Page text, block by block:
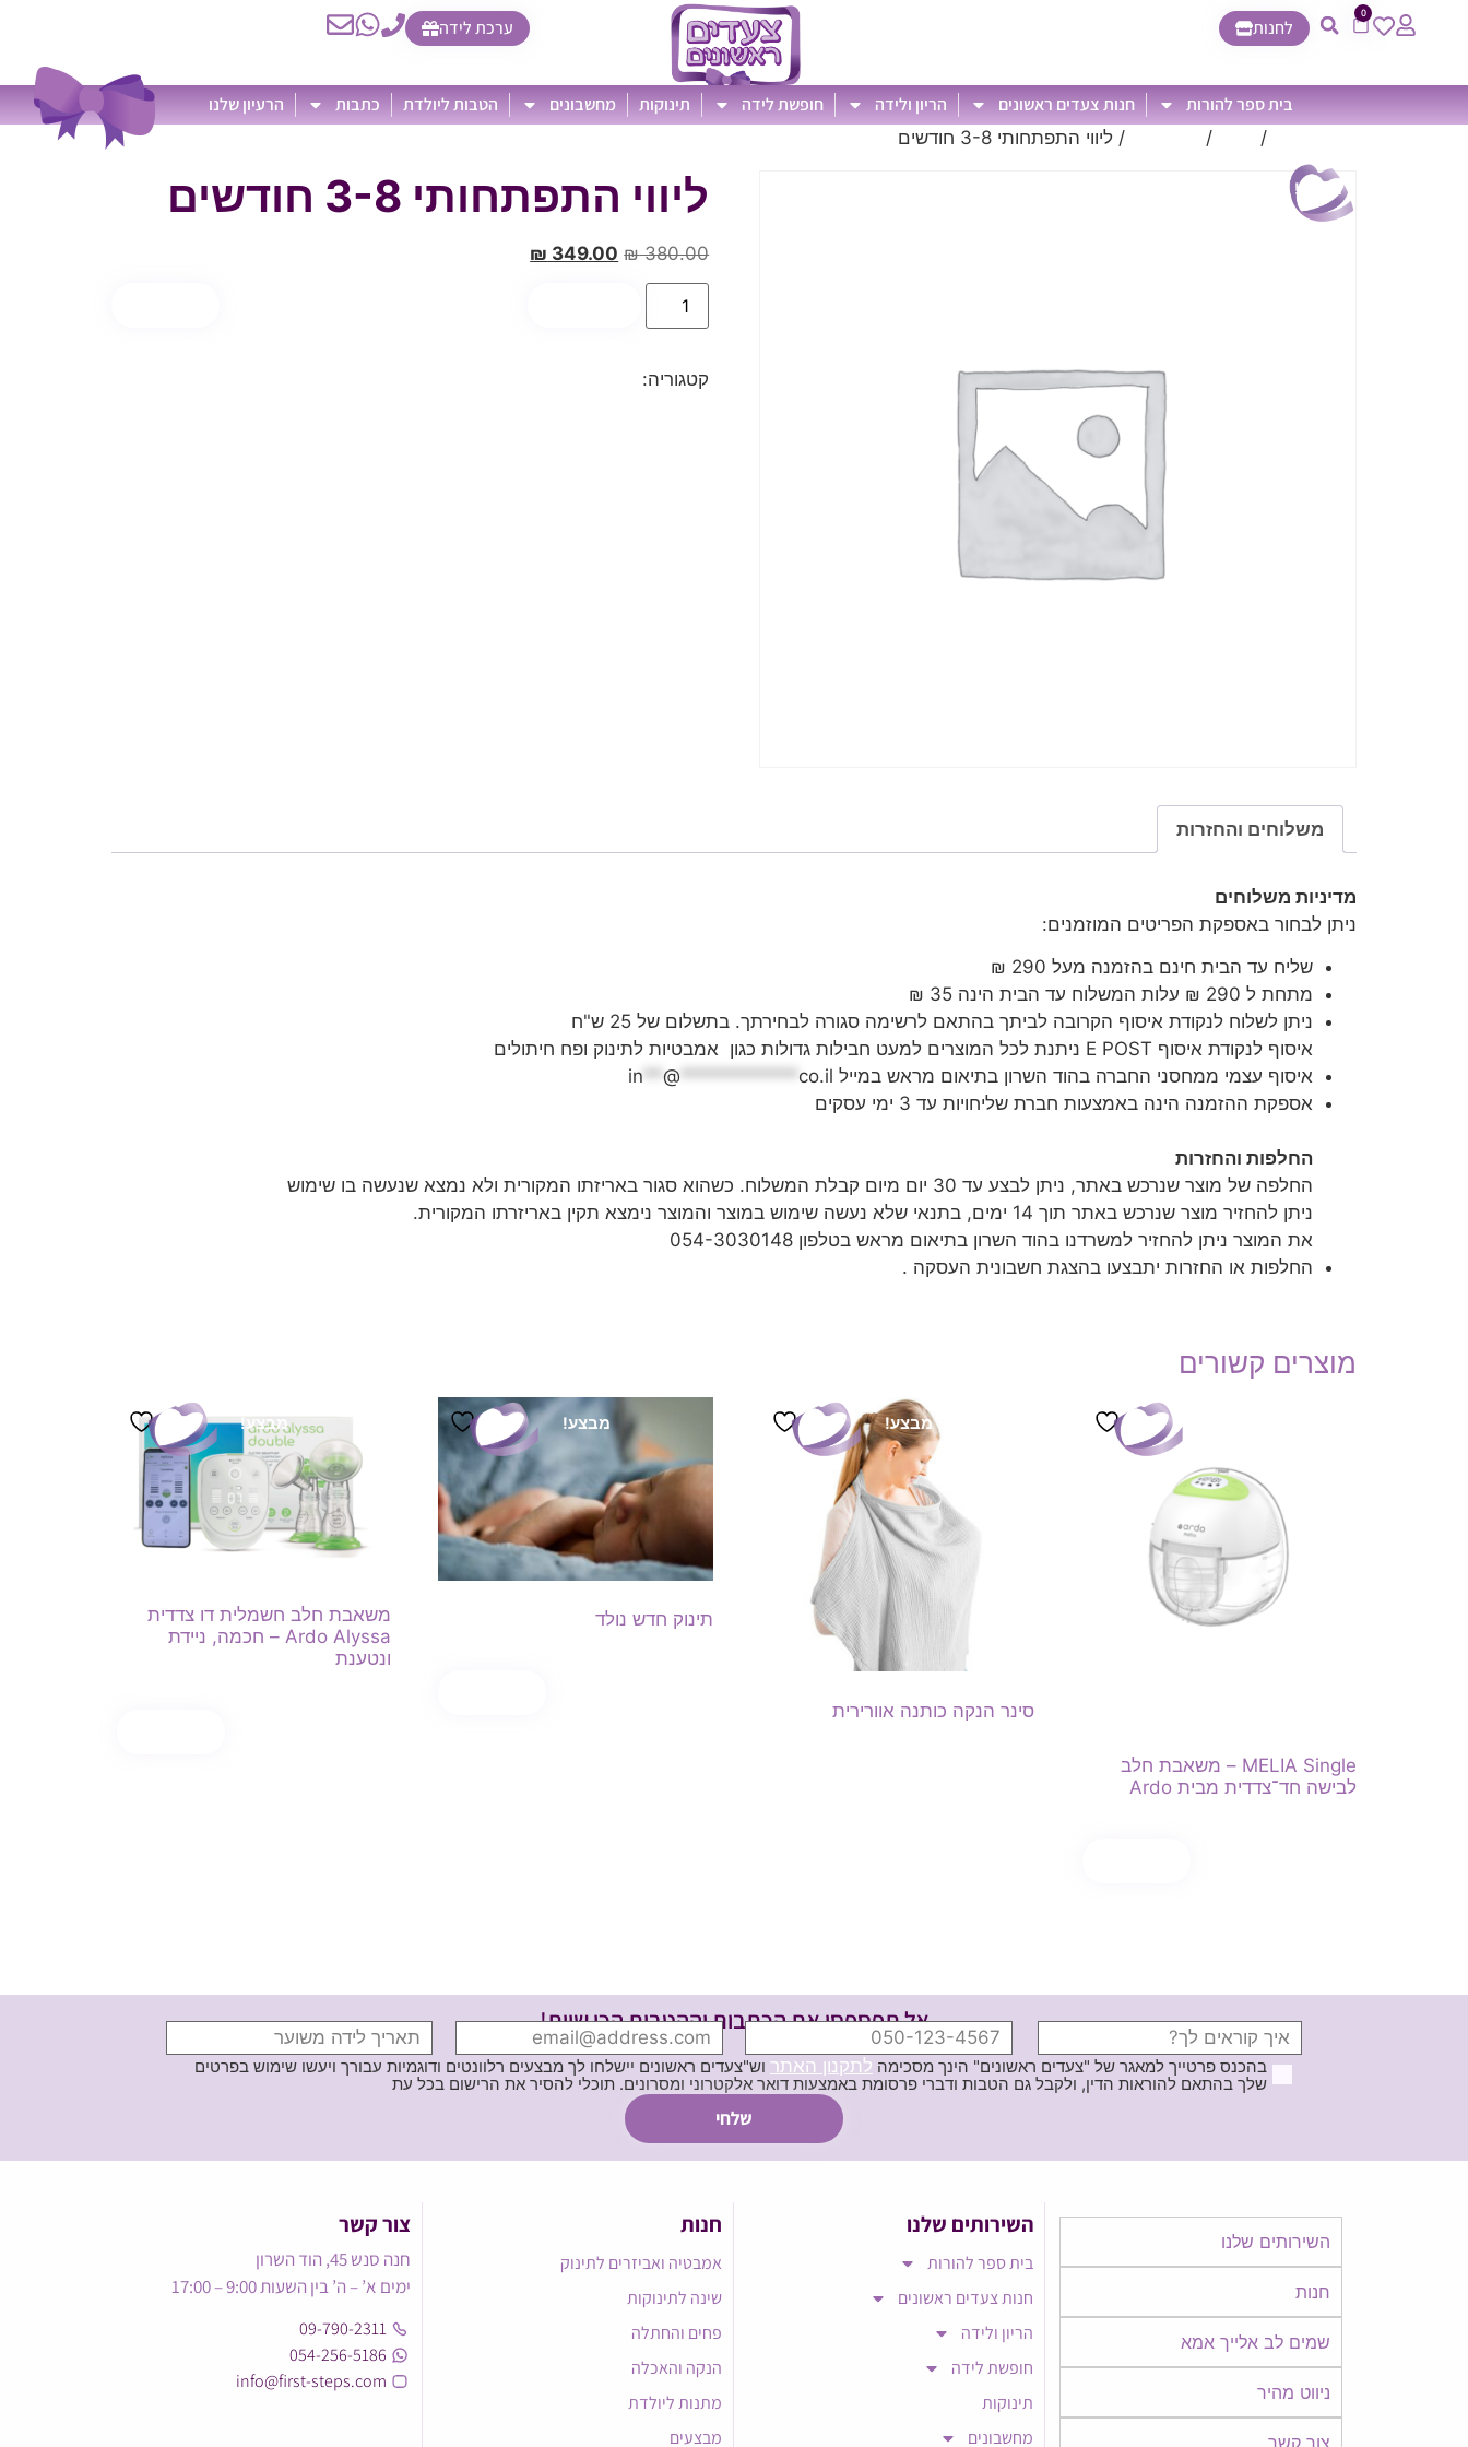
0
לחנות ערכת לידה
בית ספר להורות חנות צעדים ראשונים הריון ולידה חופשת לידה תינוקות מחשבונים הטבות ליולדת כתבות הרעיון שלנו
/
/ / ליווי התפתחותי 3-8 חודשים
מבצע! ליווי התפתחותי 3-8 חודשים
₪380.00
₪ 349.00
קטגוריה:
משלוחים והחזרות
מדיניות משלוחים
ניתן לבחור באספקת הפריטים המוזמנים:
שליח עד הבית חינם בהזמנה מעל 290 ₪
מתחת ל 290 ₪ עלות המשלוח עד הבית הינה 35 ₪
ניתן לשלוח לנקודת איסוף הקרובה לביתך בהתאם לרשימה סגורה לבחירתך. בתשלום של 25 ש"ח
איסוף לנקודת איסוף E POST ניתנת לכל המוצרים למעט חבילות גדולות כגון אמבטיות לתינוק ופח חיתולים
איסוף עצמי ממחסני החברה בהוד השרון בתיאום מראש במייל
in ** @ ************ co.il
אספקת ההזמנה הינה באמצעות חברת שליחויות עד 3 ימי עסקים
החלפות והחזרות
החלפה של מוצר שנרכש באתר, ניתן לבצע עד 30 יום מיום קבלת המשלוח. כשהוא סגור באריזתו המקורית ולא נמצא שנעשה בו שימוש
ניתן להחזיר מוצר שנרכש באתר תוך 14 ימים, בתנאי שלא נעשה שימוש במוצר והמוצר נימצא תקין באריזרתו המקורית.
את המוצר ניתן להחזיר למשרדנו בהוד השרון בתיאום מראש בטלפון 054-3030148
החלפות או החזרות יתבצעו בהצגת חשבונית העסקה .
מוצרים קשורים
MELIA Single – משאבת חלב
לבישה חד־צדדית מבית Ardo
מבצע!
סינר הנקה כותנה אוורירית
מבצע!
תינוק חדש נולד
מבצע!
משאבת חלב חשמלית דו צדדית
Ardo Alyssa – חכמה, ניידת
ונטענת
אל תפספסי את הכתבות וההטבות הכי שוות!
בהכנס פרטייך למאגר של "צעדים ראשונים" הינך מסכימה לתקנון האתר וש"צעדים ראשונים יישלחו לך מבצעים רלוונטים ודוגמיות עבורך ויעשו שימוש בפרטים
שלך בהתאם להוראות הדין, ולקבל גם הטבות ודברי פרסומת באמצעות דואר אלקטרוני ומסרונים. תוכלי להסיר את הרישום בכל עת
השירותים שלנו
חנות
שמים לב אלייך אמא​​
ניווט מהיר
צור קשר
השירותים שלנו
בית ספר להורות
חנות צעדים ראשונים
הריון ולידה
חופשת לידה
תינוקות
מחשבונים
חנות
אמבטיה ואביזרים לתינוק
שינה לתינוקות
פחים והחתלה
הנקה והאכלה
מתנות ליולדת
מבצעים
צור קשר
חנה סנש 45, הוד השרון
ימים א’ – ה’ בין השעות 9:00 – 17:00
09-790-2311
054-256-5186
info@first-steps.com